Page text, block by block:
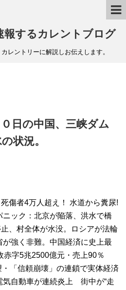
報するカレントブログ
レントリーに解説しお伝えします。
日の中国、三峡ダム
状況。
傷者4万人超え！ 水道から糞尿!
ック：北京が陥落、洪水で橋
、村全体が水没。ロシアが法輪
強く非難。中国経済に史上最
字5兆2500億元・売上90％
「信頼崩壊」の連鎖で実体経済
気自動車が連続炎上 街中が“走